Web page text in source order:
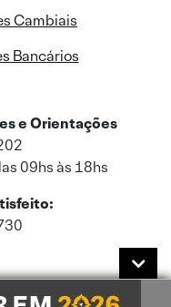
Cambiais
Bancários
e Orientações
09hs às 18hs
com a nossaPolítica de